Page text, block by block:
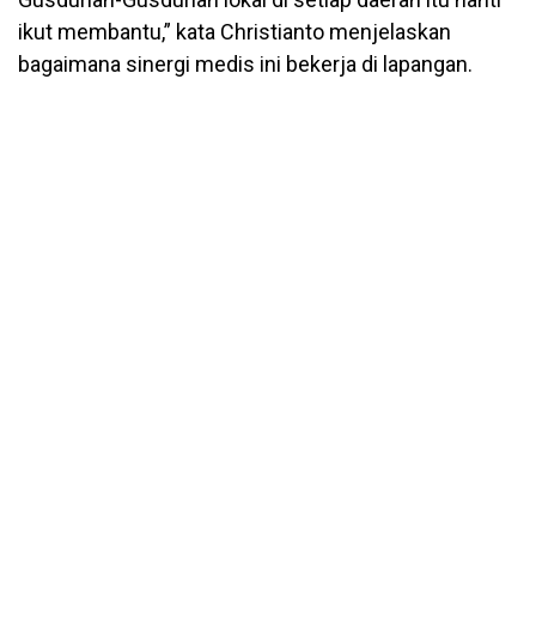
ikut membantu,” kata Christianto menjelaskan
bagaimana sinergi medis ini bekerja di lapangan.